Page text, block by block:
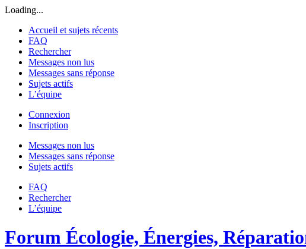
Loading...
Accueil et sujets récents
FAQ
Rechercher
Messages non lus
Messages sans réponse
Sujets actifs
L’équipe
Connexion
Inscription
Messages non lus
Messages sans réponse
Sujets actifs
FAQ
Rechercher
L’équipe
Forum Écologie, Énergies,